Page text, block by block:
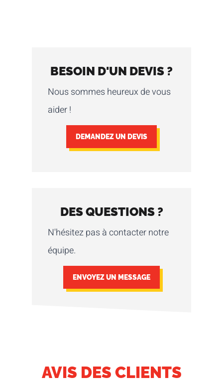
BESOIN D'UN DEVIS ?
Nous sommes heureux de vous
aider !
DEMANDEZ UN DEVIS
DES QUESTIONS ?
N'hésitez pas à contacter notre
équipe.
ENVOYEZ UN MESSAGE
AVIS DES CLIENTS